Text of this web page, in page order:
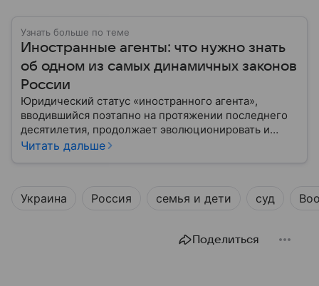
Узнать больше по теме
Иностранные агенты: что нужно знать
об одном из самых динамичных законов
России
Юридический статус «иностранного агента»,
вводившийся поэтапно на протяжении последнего
десятилетия, продолжает эволюционировать и
оказывать существенное влияние на деятельность
анализа этого явления: его юридических оснований,
Читать дальше
Украина Россия семья и дети суд
Поделиться